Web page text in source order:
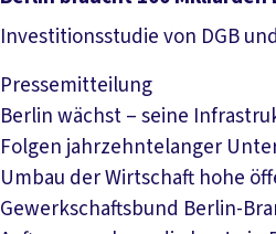
Investitionsstudie von DGB
Pressemitteilung
Berlin wächst – seine
Folgen jahrzehntelanger
Umbau der Wirtschaft hohe
Gewerkschaftsbund Berlin-